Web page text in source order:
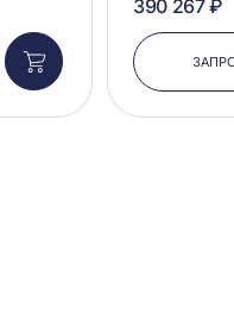
Добавить
в
корзину
390 267 ₽